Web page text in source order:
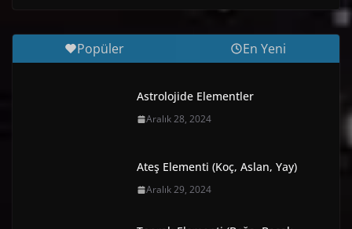
Popüler En Yeni
Astrolojide Elementler
Aralık 28, 2024
Ateş Elementi (Koç, Aslan, Yay)
Aralık 29, 2024